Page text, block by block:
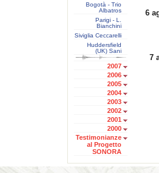
Bogotà - Trio
Albatros
Parigi - L.
Bianchini
Siviglia Ceccarelli
Huddersfield
(UK) Sani
2007
2006
2005
2004
2003
2002
2001
2000
Testimonianze
al Progetto
SONORA
6
7